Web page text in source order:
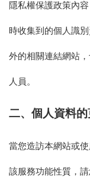
隱私權保護政策內
時收集到的個人識
外的相關連結網站
人員。
二、 個人資料
當您造訪本網站或
該服務功能性質，